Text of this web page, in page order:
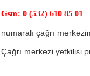
Gsm: 0 (532) 610 85 01
numaralı çağrı
Çağrı merkezi yetkilisi